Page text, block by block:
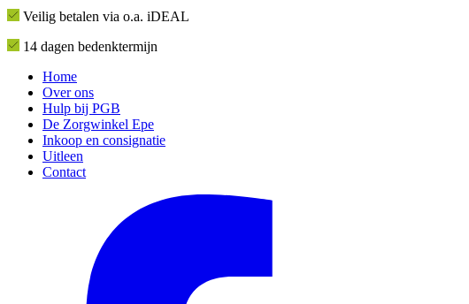
Veilig betalen via o.a. iDEAL
14 dagen bedenktermijn
Home
Over ons
Hulp bij PGB
De Zorgwinkel Epe
Inkoop en consignatie
Uitleen
Contact